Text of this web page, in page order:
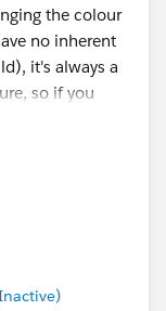
the colour
no inherent
it's always a
so if you
for the blue